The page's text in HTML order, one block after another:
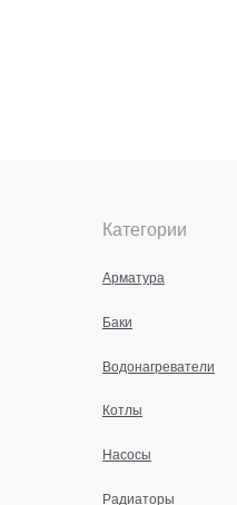
Категории
Арматура
Баки
Водонагреватели
Котлы
Насосы
Радиаторы